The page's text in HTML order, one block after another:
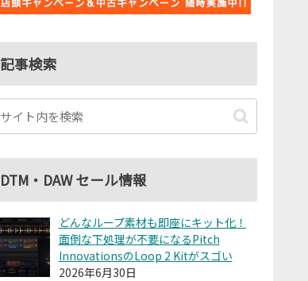
記事検索
DTM・DAW セール情報
どんなループ素材も即座にキット化！
面倒な下処理が不要になるPitch
InnovationsのLoop 2 Kitがスゴい
2026年6月30日